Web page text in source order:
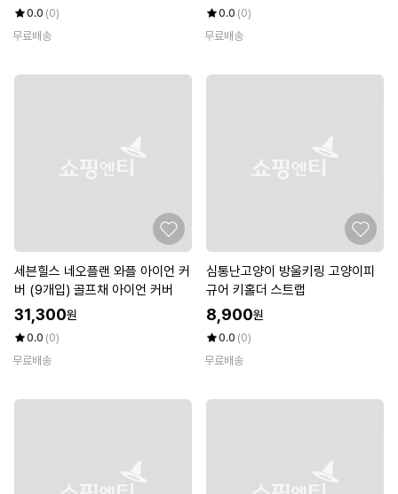
0.0 (0)
무료배송
0.0 (0)
무료배송
세븐힐스 네오플랜 와플 아이언 커
버 (9개입) 골프채 아이언 커버
31,300원
0.0 (0)
무료배송
심통난고양이 방울키링 고양이피
규어 키홀더 스트랩
8,900원
0.0 (0)
무료배송